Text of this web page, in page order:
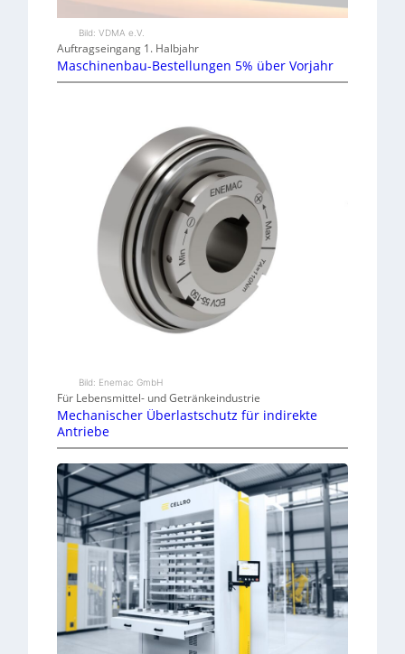
Bild: VDMA e.V.
Auftragseingang 1. Halbjahr
Maschinenbau-Bestellungen 5% über Vorjahr
Bild: Enemac GmbH
Für Lebensmittel- und Getränkeindustrie
Mechanischer Überlastschutz für indirekte
Antriebe